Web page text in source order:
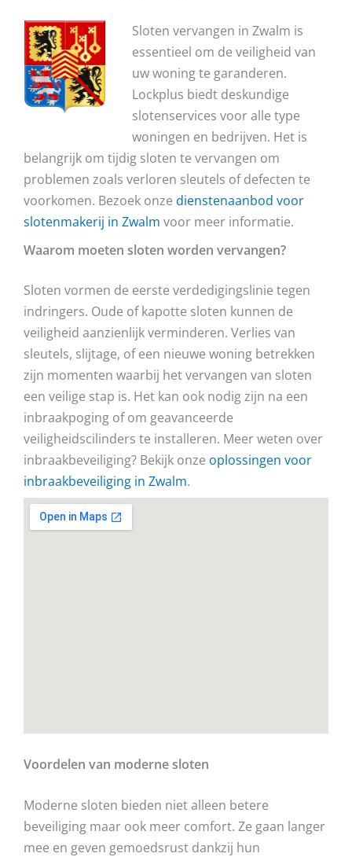
Sloten vervangen in Zwalm is
essentieel om de veiligheid van
uw woning te garanderen.
Lockplus biedt deskundige
slotenservices voor alle type
woningen en bedrijven. Het is
belangrijk om tijdig sloten te vervangen om
problemen zoals verloren sleutels of defecten te
voorkomen. Bezoek onze dienstenaanbod voor
slotenmakerij in Zwalm voor meer informatie.
Waarom moeten sloten worden vervangen?
Sloten vormen de eerste verdedigingslinie tegen
indringers. Oude of kapotte sloten kunnen de
veiligheid aanzienlijk verminderen. Verlies van
sleutels, slijtage, of een nieuwe woning betrekken
zijn momenten waarbij het vervangen van sloten
een veilige stap is. Het kan ook nodig zijn na een
inbraakpoging of om geavanceerde
veiligheidscilinders te installeren. Meer weten over
inbraakbeveiliging? Bekijk onze oplossingen voor
inbraakbeveiliging in Zwalm.
Voordelen van moderne sloten
Moderne sloten bieden niet alleen betere
beveiliging maar ook meer comfort. Ze gaan langer
mee en geven gemoedsrust dankzij hun